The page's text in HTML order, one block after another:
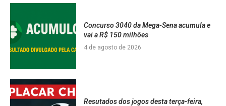
Concurso 3040 da Mega-Sena acumula e
vai a R$ 150 milhões
4 de agosto de 2026
Resutados dos jogos desta terça-feira,